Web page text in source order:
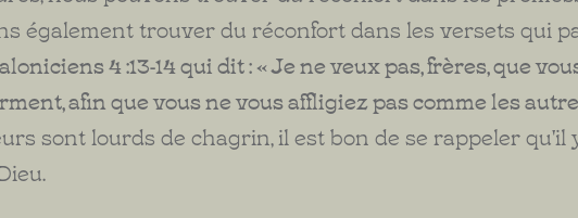
également trouver du réconfort dans les versets qui
4 :13-14 qui dit : « Je ne veux pas, frères, que
afin que vous ne vous affligiez pas comme les
sont lourds de chagrin, il est bon de se rappeler qu'il